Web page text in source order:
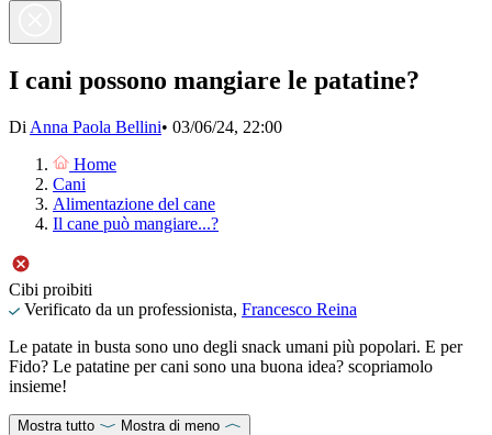
I cani possono mangiare le patatine?
Di Anna Paola Bellini• 03/06/24, 22:00
Home
Cani
Alimentazione del cane
Il cane può mangiare...?
Cibi proibiti
Verificato da un professionista, Francesco Reina
Le patate in busta sono uno degli snack umani più popolari. E per
Fido? Le patatine per cani sono una buona idea? scopriamolo
insieme!
Mostra tutto
Mostra di meno